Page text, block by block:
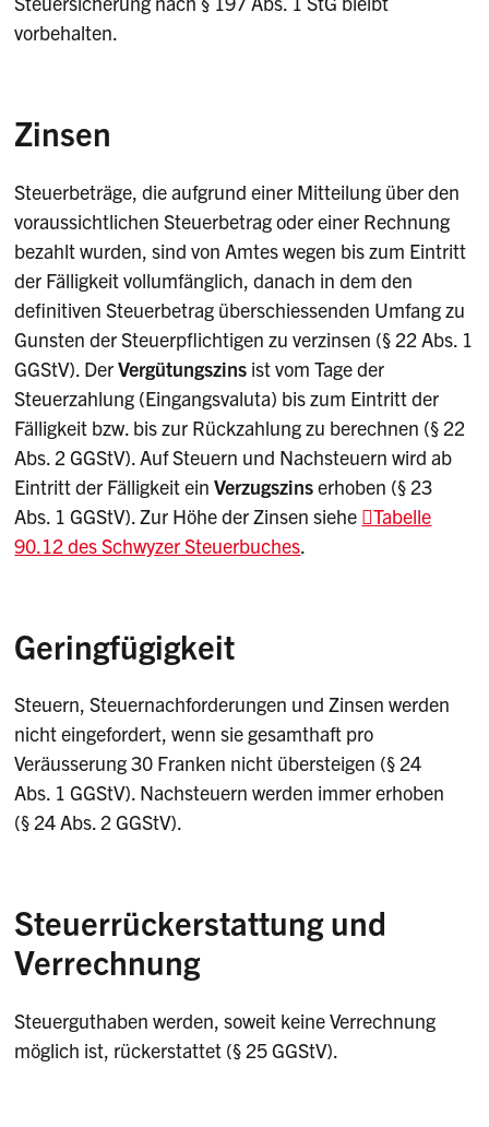
vorbehalten.
Zinsen
Steuerbeträge, die aufgrund einer Mitteilung über den
voraussichtlichen Steuerbetrag oder einer Rechnung
bezahlt wurden, sind von Amtes wegen bis zum Eintritt
der Fälligkeit vollumfänglich, danach in dem den
definitiven Steuerbetrag überschiessenden Umfang zu
Gunsten der Steuerpflichtigen zu verzinsen (§ 22 Abs. 1
GGStV). DerVergütungszins ist vom Tage der
Steuerzahlung (Eingangsvaluta) bis zum Eintritt der
Fälligkeit bzw. bis zur Rückzahlung zu berechnen (§ 22
Abs. 2 GGStV). Auf Steuern und Nachsteuern wird ab
Eintritt der Fälligkeit einVerzugszinserhoben (§ 23
Abs. 1 GGStV). Zur Höhe der Zinsen siehe
Tabelle
90.12 des Schwyzer Steuerbuches.
Geringfügigkeit
Steuern, Steuernachforderungen und Zinsen werden
nicht eingefordert, wenn sie gesamthaft pro
Veräusserung 30 Franken nicht übersteigen (§ 24
Abs. 1 GGStV). Nachsteuern werden immer erhoben
(§ 24 Abs. 2 GGStV).
Steuerrückerstattung und
Verrechnung
Steuerguthaben werden, soweit keine Verrechnung
möglich ist, rückerstattet (§ 25 GGStV).